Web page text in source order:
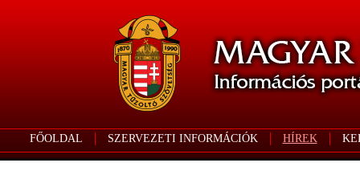
FŐOLDAL SZERVEZETI INFORMÁCIÓK HÍREK